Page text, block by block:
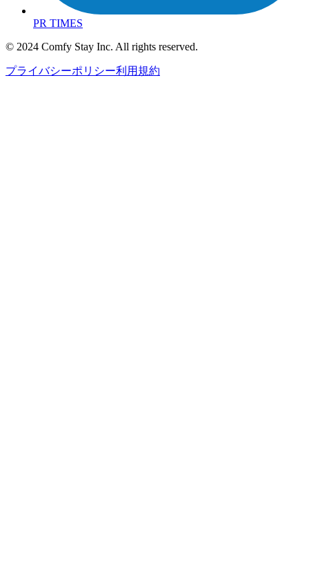
PR TIMES
© 2024 Comfy Stay Inc. All rights reserved.
プライバシーポリシー利用規約